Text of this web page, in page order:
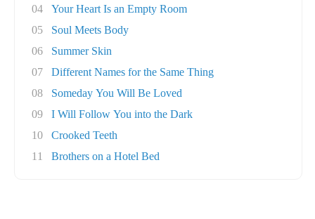
04
Your Heart Is an Empty Room
05
Soul Meets Body
06
Summer Skin
07
Different Names for the Same Thing
08
Someday You Will Be Loved
09
I Will Follow You into the Dark
10
Crooked Teeth
11
Brothers on a Hotel Bed